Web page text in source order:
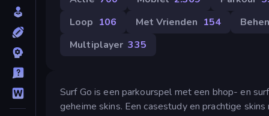
Loop 106 Met Vrienden 154
Multiplayer 335
Surf Go is een parkourspel met een bhop- en
geheime skins. Een casestudy en prachtige